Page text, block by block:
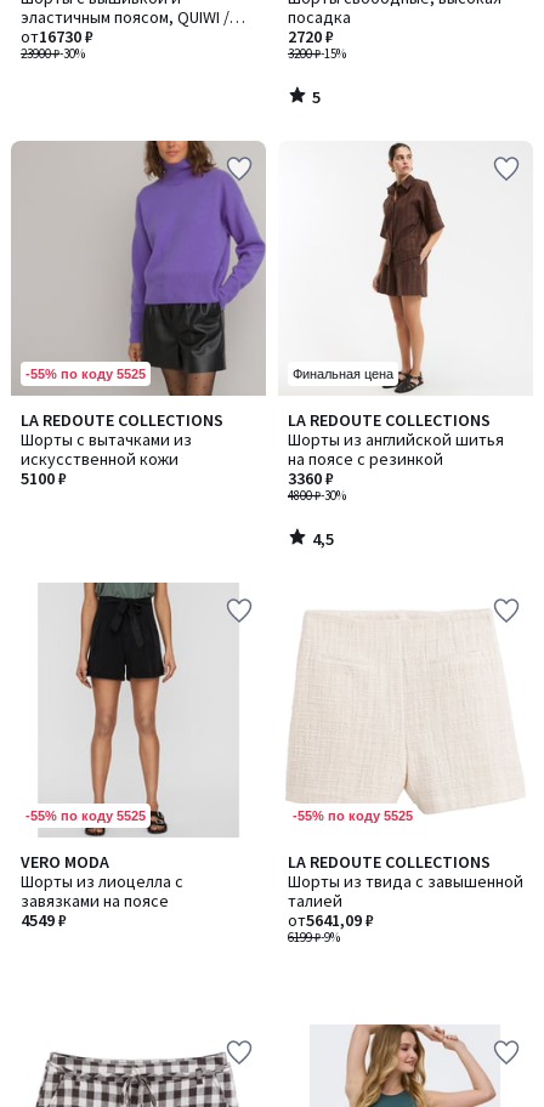
эластичным поясом, QUIWI /
КИВИ
23900 ₽-30%
от16730 ₽
посадка
3200 ₽-15%
2720 ₽
5
5
/
-55% по коду 5525
LA REDOUTE COLLECTIONS
Шорты с вытачками из
искусственной кожи
5100 ₽
Финальная цена
LA REDOUTE COLLECTIONS
Шорты из английской шитья
на поясе с резинкой
4800 ₽-30%
3360 ₽
4,5
/ 5
4,5
/
-55% по коду 5525
VERO MODA
Шорты из лиоцелла с
завязками на поясе
4549 ₽
-55% по коду 5525
LA REDOUTE COLLECTIONS
Шорты из твида с завышенной
талией
6199 ₽-9%
от5641,09 ₽